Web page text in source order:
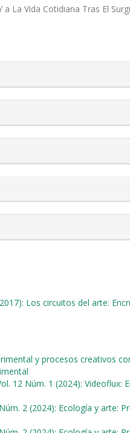
La Vida Cotidiana Tras El
Los circuitos del arte:
y procesos creativos
12 Núm. 1 (2024):
2 (2024): Ecología y arte: